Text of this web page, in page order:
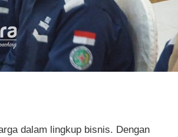
dalam lingkup bisnis. Dengan